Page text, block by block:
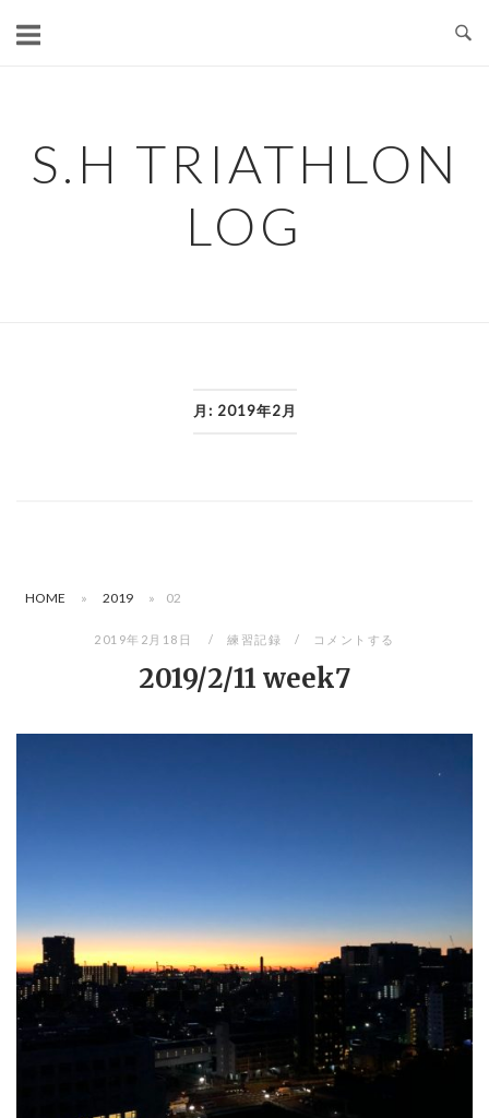
S.H TRIATHLON
LOG
月: 2019年2月
HOME » 2019 » 02
2019年2月18日 練習記録 コメントする
2019/2/11 week7